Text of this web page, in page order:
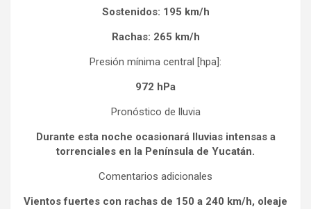
Sostenidos: 195 km/h
Rachas: 265 km/h
Presión mínima central [hpa]:
972 hPa
Pronóstico de lluvia
Durante esta noche ocasionará lluvias intensas a
torrenciales en la Península de Yucatán.
Comentarios adicionales
Vientos fuertes con rachas de 150 a 240 km/h, oleaje